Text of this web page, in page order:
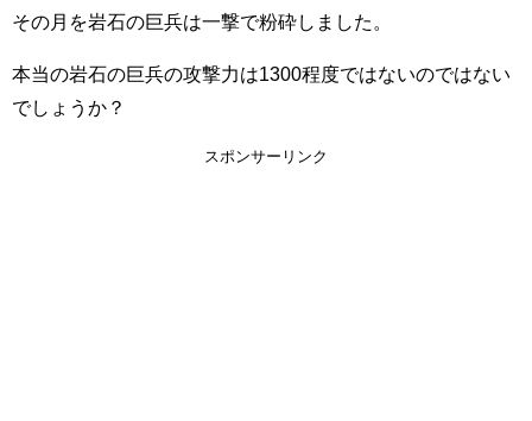
その月を岩石の巨兵は一撃で粉砕しました。
本当の岩石の巨兵の攻撃力は1300程度ではないのではない
でしょうか？
スポンサーリンク